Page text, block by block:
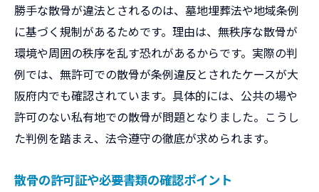
墓地埋葬法判例を踏まえた供養の心得
納骨堂トラブルと散骨選択時のリスク回避
墓地経営許可判例から見る散骨の留意点
裁判例に学ぶ適切な散骨とマナー実践法
散骨前に知っておきたい法的トラブル例
散骨を検討するなら知っておきたい条例情報
条例違反による散骨トラブル事例と対策
勝手な散骨が違法とされるのは、墓地埋葬法や地域条例
に基づく規制があるためです。理由は、無秩序な散骨が
環境や周囲の秩序を乱す恐れがあるからです。実際の判
例では、無許可での散骨が条例違反とされたケースが大
阪府内でも確認されています。具体的には、公共の場や
許可のない私有地での散骨が問題となりました。こうし
た判例を踏まえ、法令遵守の徹底が求められます。
散骨の許可証や必要書類の確認ポイント